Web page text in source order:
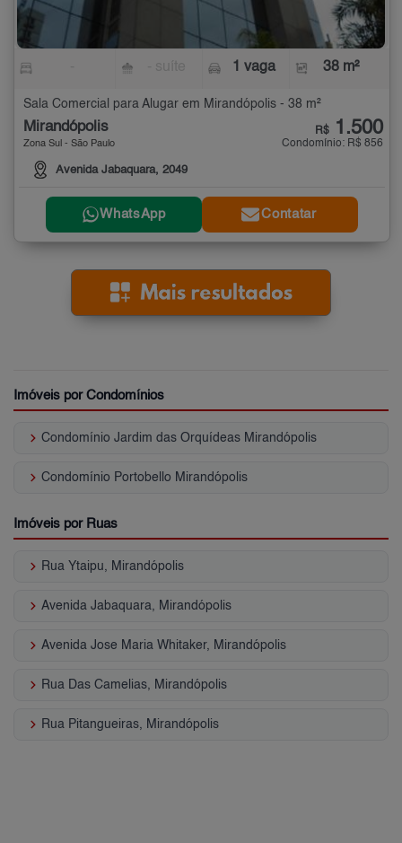
1 vaga 38 m²
Sala Comercial para Alugar em Mirandópolis - 38 m²
Mirandópolis
Zona Sul - São Paulo
Avenida Jabaquara, 2049
R$ 1.500
Condomínio: R$ 856
WhatsApp Contatar
Imóveis por Condomínios
keyboard_arrow_right Condomínio Jardim das Orquídeas Mirandópolis
keyboard_arrow_right Condomínio Portobello Mirandópolis
Imóveis por Ruas
keyboard_arrow_right Rua Ytaipu, Mirandópolis
keyboard_arrow_right Avenida Jabaquara, Mirandópolis
keyboard_arrow_right Avenida Jose Maria Whitaker, Mirandópolis
keyboard_arrow_right Rua Das Camelias, Mirandópolis
keyboard_arrow_right Rua Pitangueiras, Mirandópolis